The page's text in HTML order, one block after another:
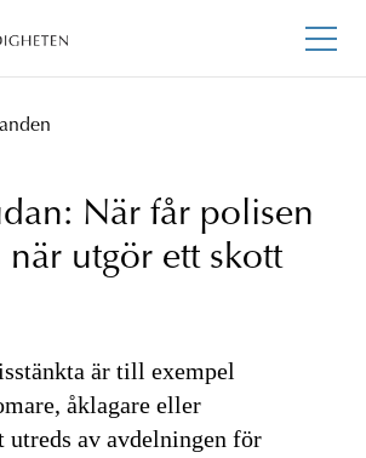
När får polisen
när utgör ett skott
är till exempel
åklagare eller
utreds av avdelningen för